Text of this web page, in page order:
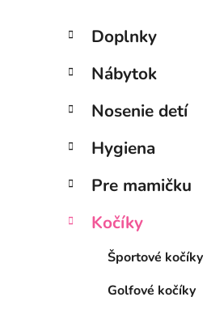
B
č
ý
a
n
e
l
Preskočiť
kategórie
K
a
e
ó
i
Doplnky
Nábytok
Nosenie detí
Hygiena
Pre mamičku
Kočíky
Športové kočíky
Golfové kočíky